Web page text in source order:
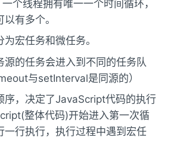
个线程拥有唯一一个时间循环，
有多个。
宏任务和微任务。
源的任务会进入到不同的任务队
与setInterval是同源的）
序，决定了JavaScript代码的执行
整体代码)开始进入第一次循
一行执行，执行过程中遇到宏任